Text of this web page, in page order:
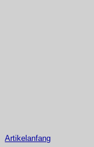
Artikelanfang